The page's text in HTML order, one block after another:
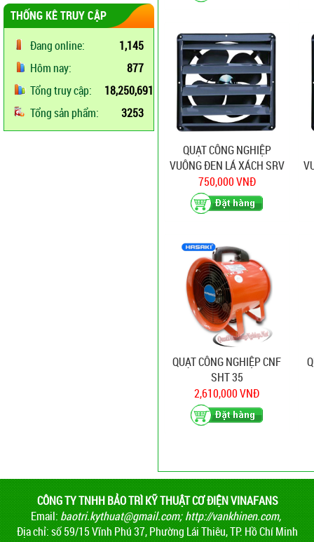
THỐNG KÊ TRUY CẬP
Đang online:
1,145
Hôm nay:
877
Tổng truy cập:
18,250,691
Tổng sản phẩm:
3253
QUẠT CÔNG NGHIỆP
VUÔNG ĐEN LÁ XÁCH SRV
30B
750,000 VNĐ
QUẠT CÔNG NGHIỆP CNF
SHT 35
2,610,000 VNĐ
CÔNG TY TNHH BẢO TRÌ KỸ THUẬT CƠ ĐIỆN VINAFANS
Email: baotri.kythuat@gmail.com;http://vankhinen.com,
Địa chỉ: số 59/15 Vĩnh Phú 37, Phường Lái Thiêu, TP. Hồ Chí Minh